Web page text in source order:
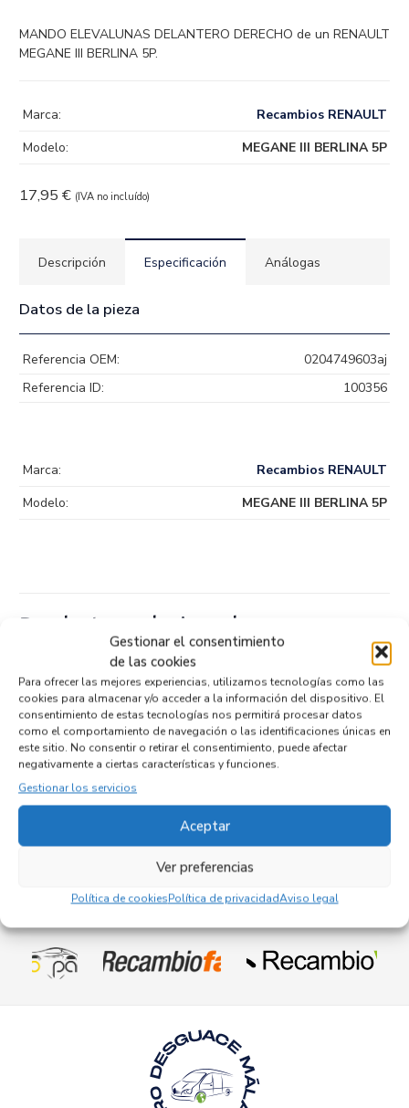
Gestionar el consentimiento
de las cookies
Para ofrecer las mejores experiencias, utilizamos tecnologías como las
cookies para almacenar y/o acceder a la información del dispositivo. El
consentimiento de estas tecnologías nos permitirá procesar datos
como el comportamiento de navegación o las identificaciones únicas en
este sitio. No consentir o retirar el consentimiento, puede afectar
negativamente a ciertas características y funciones.
Gestionar los servicios
Aceptar
Ver preferencias
Política de cookiesPolítica de privacidadAviso legal
MANDO ELEVALUNAS DELANTERO DERECHO de un RENAULT
MEGANE III BERLINA 5P.
17,95 € (IVA no incluído)
Marca:
Recambios RENAULT
Modelo:
MEGANE III BERLINA 5P
Descripción Especificación Análogas
Datos de la pieza
Referencia OEM:
0204749603aj
Referencia ID:
100356
Marca:
Recambios RENAULT
Modelo:
MEGANE III BERLINA 5P
Productos relacionados
SENSOR 0265019153
Recambios » OTROS...MODELOS
Referencia ID: 147069
Referencia OEM: 0265019153
32,95€ (IVA no incluído)